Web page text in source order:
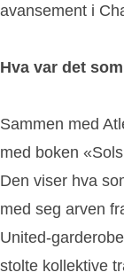
avansement i
Hva var det som
Sammen med
med boken
Den viser hva
med seg arven
United-
stolte kollektive